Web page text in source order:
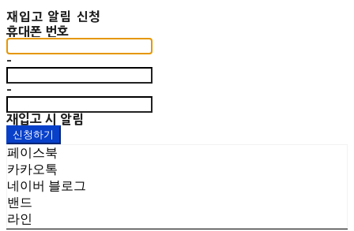
재입고 알림 신청
휴대폰 번호
-
-
재입고 시 알림
신청하기
페이스북
카카오톡
네이버 블로그
밴드
라인